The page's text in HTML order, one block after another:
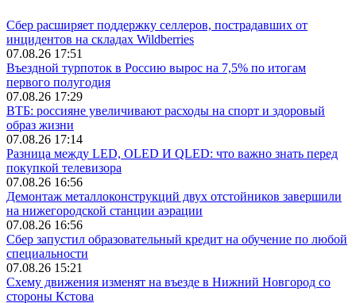
Сбер расширяет поддержку селлеров, пострадавших от
инцидентов на складах Wildberries
07.08.26 17:51
Въездной турпоток в Россию вырос на 7,5% по итогам
первого полугодия
07.08.26 17:29
ВТБ: россияне увеличивают расходы на спорт и здоровый
образ жизни
07.08.26 17:14
Разница между LED, OLED И QLED: что важно знать перед
покупкой телевизора
07.08.26 16:56
Демонтаж металлоконструкций двух отстойников завершили
на нижегородской станции аэрации
07.08.26 16:56
Сбер запустил образовательный кредит на обучение по любой
специальности
07.08.26 15:21
Схему движения изменят на въезде в Нижний Новгород со
стороны Кстова